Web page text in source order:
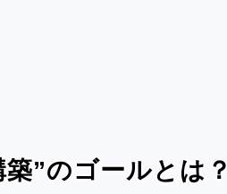
”のゴールとは？